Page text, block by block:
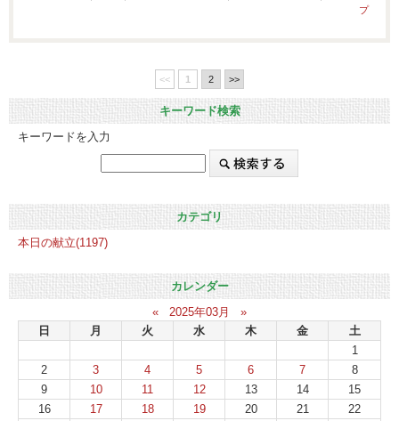
プ
<< 1 2 >>
キーワード検索
キーワードを入力
カテゴリ
本日の献立(1197)
カレンダー
«
2025年03月
»
日
月 火 水 木 金
土
1
2
3 4 5 6 7
8
9
10 11 12 13 14
15
16
17 18 19 20 21
22